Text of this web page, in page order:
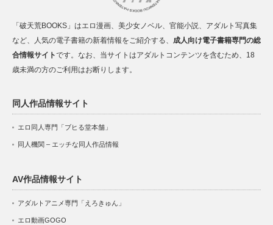
「破天荒BOOKS」はエロ漫画、美少女ノベル、官能小説、アダルト写真集
など、人気の電子書籍の新着情報をご紹介する、 成人向け電子書籍専門の総
合情報サイトです。なお、当サイトはアダルトコンテンツを含むため、18
歳未満の方のご利用はお断りします。
同人作品情報サイト
エロ同人専門「ブヒる堂本舗」
同人機関 – エッチな同人作品情報
AV作品情報サイト
アダルトアニメ専門「えろきゅん」
エロ動画GOGO